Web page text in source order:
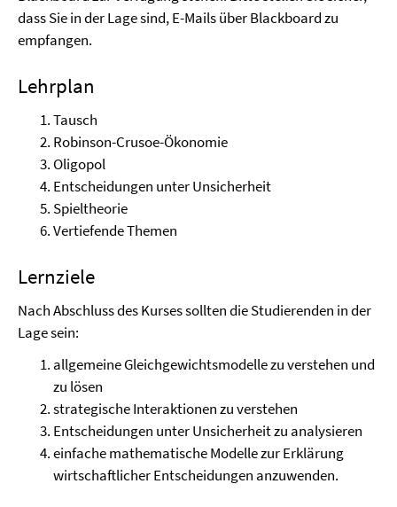
dass Sie in der Lage sind, E-Mails über Blackboard zu
empfangen.
Lehrplan
Tausch
Robinson-Crusoe-Ökonomie
Oligopol
Entscheidungen unter Unsicherheit
Spieltheorie
Vertiefende Themen
Lernziele
Nach Abschluss des Kurses sollten die Studierenden in der
Lage sein:
allgemeine Gleichgewichtsmodelle zu verstehen und
zu lösen
strategische Interaktionen zu verstehen
Entscheidungen unter Unsicherheit zu analysieren
einfache mathematische Modelle zur Erklärung
wirtschaftlicher Entscheidungen anzuwenden.